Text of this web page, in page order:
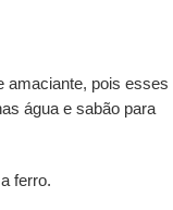
amaciante, pois esses
água e sabão para
ferro.